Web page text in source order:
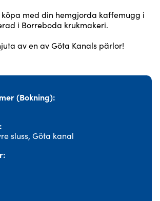
köpa med din hemgjorda kaffemugg i
i Borreboda krukmakeri.
av en av Göta Kanals pärlor!
(Bokning)
sluss, Göta kanal